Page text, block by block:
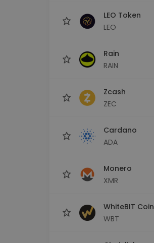
LEO Token
LEO
Rain
RAIN
Zcash
ZEC
Cardano
ADA
Monero
XMR
WhiteBIT Coin
WBT